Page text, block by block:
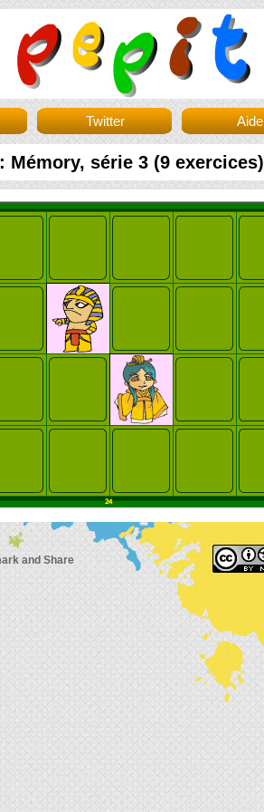
Twitter Aide
: Mémory, série 3 (9 exercices)